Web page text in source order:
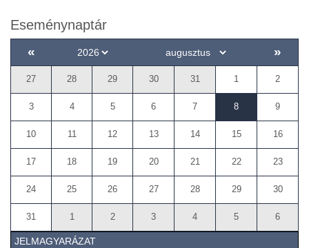
Eseménynaptár
« »
27 28 29 30 31 1 2
3 4 5 6 7 8 9
10 11 12 13 14 15 16
17 18 19 20 21 22 23
24 25 26 27 28 29 30
31 1 2 3 4 5 6
JELMAGYARÁZAT